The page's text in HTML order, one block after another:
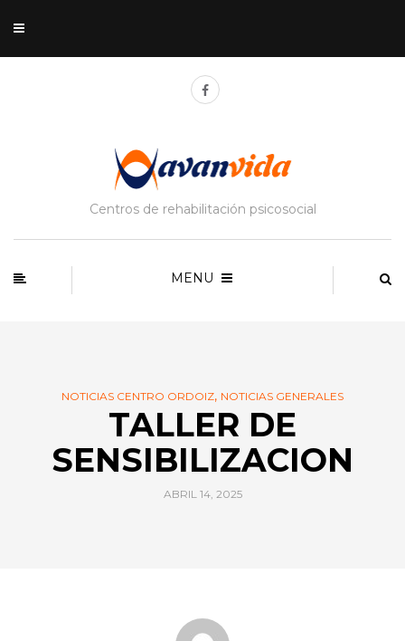
Centros de rehabilitación psicosocial
MENU
NOTICIAS CENTRO ORDOIZ, NOTICIAS GENERALES
TALLER DE
SENSIBILIZACION
ABRIL 14, 2025